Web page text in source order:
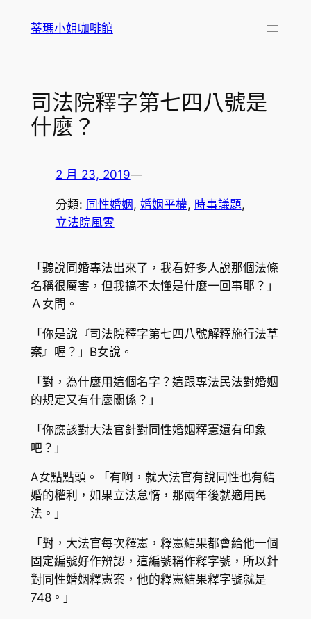
蒂瑪小姐咖啡館
司法院釋字第七四八號是
什麼？
2 月 23, 2019—
分類: 同性婚姻, 婚姻平權, 時事議題
立法院風雲
「聽說同婚專法出來了，我看好多人說那個法條
名稱很厲害，但我搞不太懂是什麼一回事耶？」
Ａ女問。
「你是說『司法院釋字第七四八號解釋施行法草
案』喔？」B女說。
「對，為什麼用這個名字？這跟專法民法對婚姻
的規定又有什麼關係？」
「你應該對大法官針對同性婚姻釋憲還有印象
吧？」
A女點點頭。「有啊，就大法官有說同性也有結
婚的權利，如果立法怠惰，那兩年後就適用民
法。」
「對，大法官每次釋憲，釋憲結果都會給他一個
固定編號好作辨認，這編號稱作釋字號，所以針
對同性婚姻釋憲案，他的釋憲結果釋字號就是
748。」